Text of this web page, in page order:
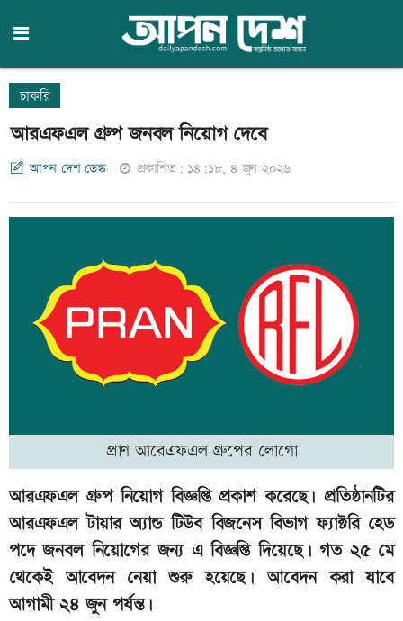
চাকরি
আরএফএল গ্রুপ জনবল নিয়োগ দেবে
আপন দেশ ডেস্ক প্রকাশিত: ১৪:১৮, ৪ জুন ২০২৬
প্রাণ আরেএফএল গ্রুপের লোগো
আরএফএল গ্রুপ নিয়োগ বিজ্ঞপ্তি প্রকাশ করেছে। প্রতিষ্ঠানটির
আরএফএল টায়ার অ্যান্ড টিউব বিজনেস বিভাগ ফ্যাক্টরি হেড
পদে জনবল নিয়োগের জন্য এ বিজ্ঞপ্তি দিয়েছে। গত ২৫ মে
থেকেই আবেদন নেয়া শুরু হয়েছে। আবেদন করা যাবে
আগামী ২৪ জুন পর্যন্ত।